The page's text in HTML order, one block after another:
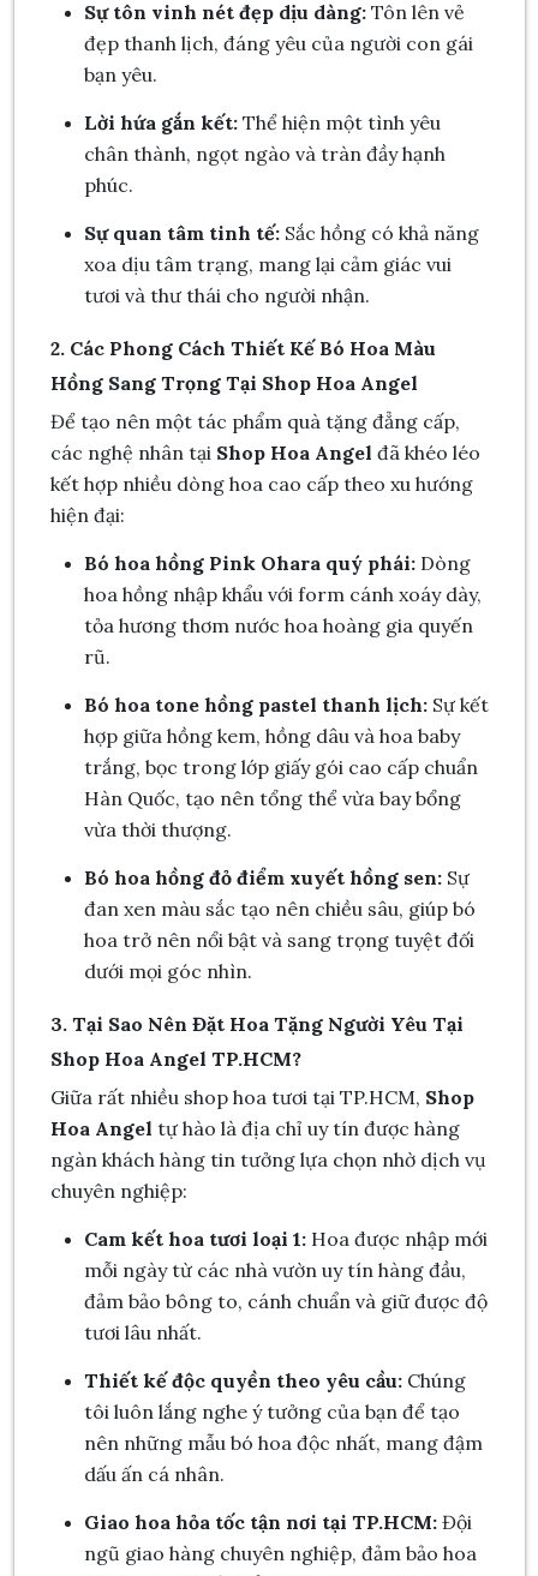
Sự tôn vinh nét đẹp dịu dàng:Tôn lên vẻ
đẹp thanh lịch, đáng yêu của người con gái
bạn yêu.
Lời hứa gắn kết:Thể hiện một tình yêu
chân thành, ngọt ngào và tràn đầy hạnh
phúc.
Sự quan tâm tinh tế:Sắc hồng có khả năng
xoa dịu tâm trạng, mang lại cảm giác vui
tươi và thư thái cho người nhận.
2. Các Phong Cách Thiết Kế Bó Hoa Màu
Hồng Sang Trọng Tại Shop Hoa Angel
Để tạo nên một tác phẩm quà tặng đẳng cấp,
các nghệ nhân tại Shop Hoa Angel đã khéo léo
kết hợp nhiều dòng hoa cao cấp theo xu hướng
hiện đại:
Bó hoa hồng Pink Ohara quý phái:Dòng
hoa hồng nhập khẩu với form cánh xoáy dày,
tỏa hương thơm nước hoa hoàng gia quyến
rũ.
Bó hoa tone hồng pastel thanh lịch:Sự kết
hợp giữa hồng kem, hồng dâu và hoa baby
trắng, bọc trong lớp giấy gói cao cấp chuẩn
Hàn Quốc, tạo nên tổng thể vừa bay bổng
vừa thời thượng.
Bó hoa hồng đỏ điểm xuyết hồng sen:Sự
đan xen màu sắc tạo nên chiều sâu, giúp bó
hoa trở nên nổi bật và sang trọng tuyệt đối
dưới mọi góc nhìn.
3. Tại Sao Nên Đặt Hoa Tặng Người Yêu Tại
Shop Hoa Angel TP.HCM?
Giữa rất nhiều shop hoa tươi tại TP.HCM, Shop
Hoa Angel tự hào là địa chỉ uy tín được hàng
ngàn khách hàng tin tưởng lựa chọn nhờ dịch vụ
chuyên nghiệp:
Cam kết hoa tươi loại 1:Hoa được nhập mới
mỗi ngày từ các nhà vườn uy tín hàng đầu,
đảm bảo bông to, cánh chuẩn và giữ được độ
tươi lâu nhất.
Thiết kế độc quyền theo yêu cầu:Chúng
tôi luôn lắng nghe ý tưởng của bạn để tạo
nên những mẫu bó hoa độc nhất, mang đậm
dấu ấn cá nhân.
Giao hoa hỏa tốc tận nơi tại TP.HCM:Đội
ngũ giao hàng chuyên nghiệp, đảm bảo hoa